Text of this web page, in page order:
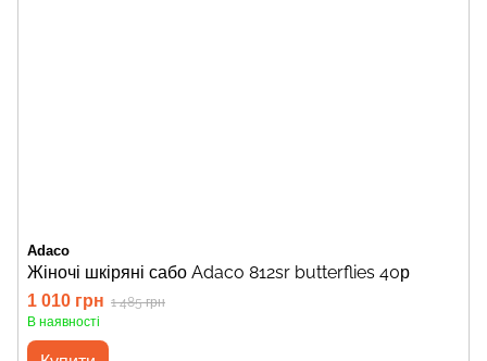
Adaco
Жіночі шкіряні сабо Adaco 812sr butterflies 40р
1 010 грн 1 485 грн
В наявності